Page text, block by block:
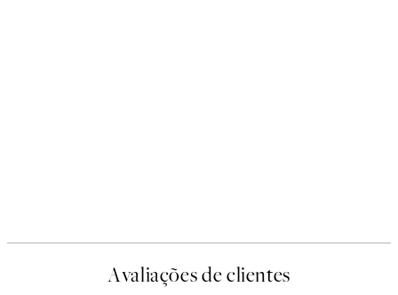
Avaliações de clientes